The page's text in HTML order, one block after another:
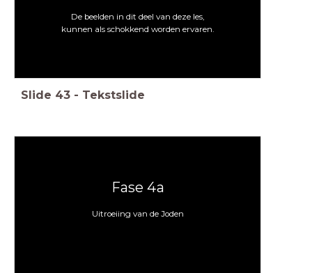
De beelden in dit deel van deze les,
kunnen als schokkend worden ervaren.
Slide 43 - Tekstslide
Fase 4a
Uitroeiing van de Joden